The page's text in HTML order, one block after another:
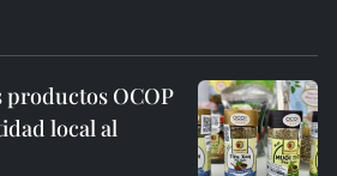
productos OCOP
local al